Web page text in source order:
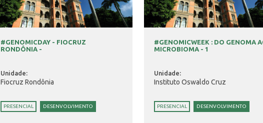
#GENOMICDAY - FIOCRUZ
RONDÔNIA -
Unidade:
Fiocruz Rondônia
PRESENCIAL DESENVOLVIMENTO
#GENOMICWEEK : DO GENOMA
MICROBIOMA - 1
Unidade:
Instituto Oswaldo Cruz
PRESENCIAL DESENVOLVIMENTO